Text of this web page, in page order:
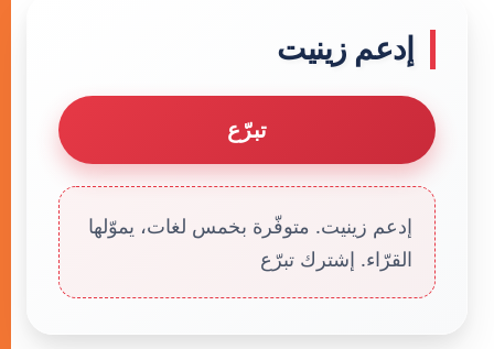
إدعم زينيت
تبرّع
إدعم زينيت. متوفّرة بخمس لغات، يموّلها
القرّاء. إشترك تبرّع